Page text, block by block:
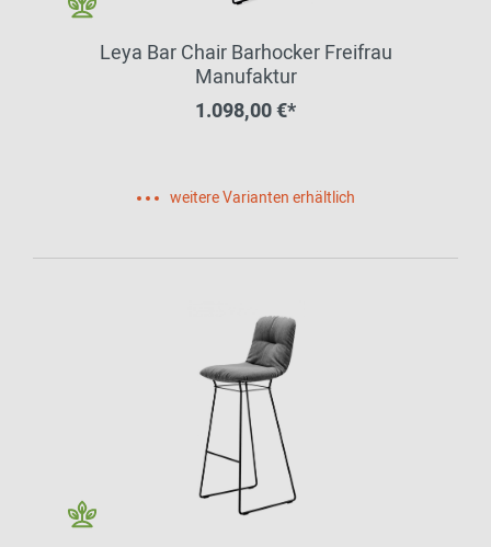
Leya Bar Chair Barhocker Freifrau
Manufaktur
1.098,00 €*
weitere Varianten erhältlich